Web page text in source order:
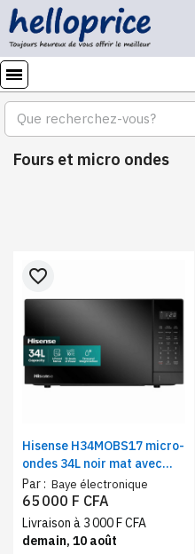
Fours et micro ondes
Hisense H34MOBS17 micro-
ondes 34L noir mat avec
grill | Four micro-ondes
1000 W, 10 niveaux de
puissance
Par : Baye électronique
favorite_border
65 000 F CFA
Livraison à 3 000 F CFA
demain, 10 août